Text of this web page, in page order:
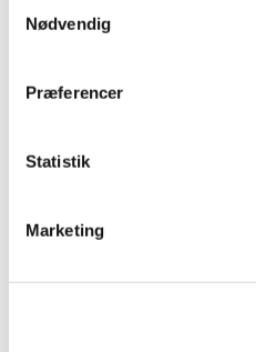
Nødvendig
Præferencer
Statistik
Marketing
Du vil